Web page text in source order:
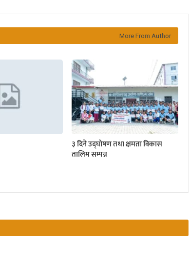
More From Author
३ दिने उद्घोषण तथा क्षमता विकास
तालिम सम्पन्न